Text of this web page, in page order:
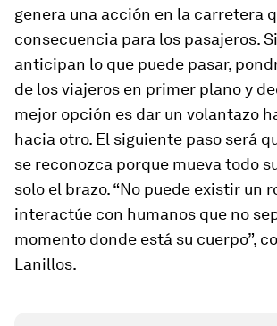
genera una acción en la carretera
consecuencia para los pasajeros.
anticipan lo que puede pasar,
de los viajeros en primer plano y
mejor opción es dar un volantazo
hacia otro. El siguiente paso será
se reconozca porque mueva todo
solo el brazo. “No puede existir un
interactúe con humanos que no
momento donde está su cuerpo”,
Lanillos.